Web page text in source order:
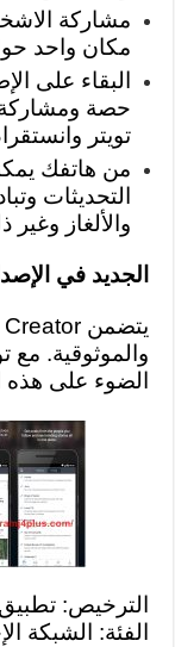
مشاركة
مكان واحد
البقاء على
حصة ومشاركة
تويتر
من هاتفك
التحديثات
والألغاز وغير
الجديد في
والموثوقية. مع
الضوء على هذه
الترخيص: تطبيق Facebook Mentions مجاني
الفئة: الشبكة